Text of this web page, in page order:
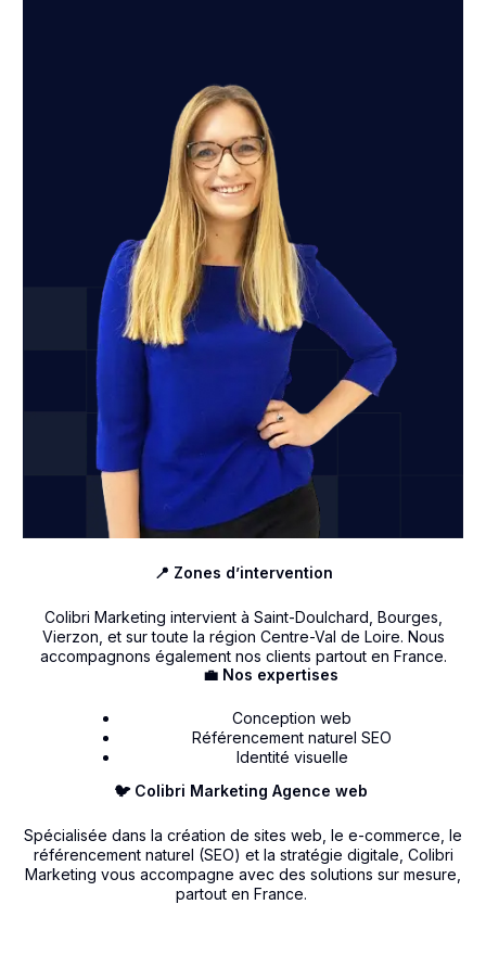
🐦 Colibri Marketing Agence web
Spécialisée dans la création de sites web, le e-commerce, le
référencement naturel (SEO) et la stratégie digitale, Colibri
Marketing vous accompagne avec des solutions sur mesure,
partout en France.
💼 Nos expertises
Conception web
Référencement naturel SEO
Identité visuelle
📍 Zones d’intervention
Colibri Marketing intervient à Saint-Doulchard, Bourges,
Vierzon, et sur toute la région Centre-Val de Loire. Nous
accompagnons également nos clients partout en France.